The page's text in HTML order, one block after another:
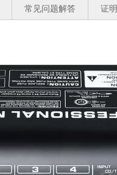
常见问题解答 证明